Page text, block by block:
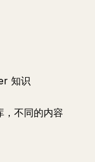
知识
不同的内容